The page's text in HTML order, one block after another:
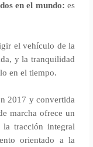
en el mundo: es
el vehículo de la
y la tranquilidad
en el tiempo.
2017 y convertida
marcha ofrece un
tracción integral
orientado a la